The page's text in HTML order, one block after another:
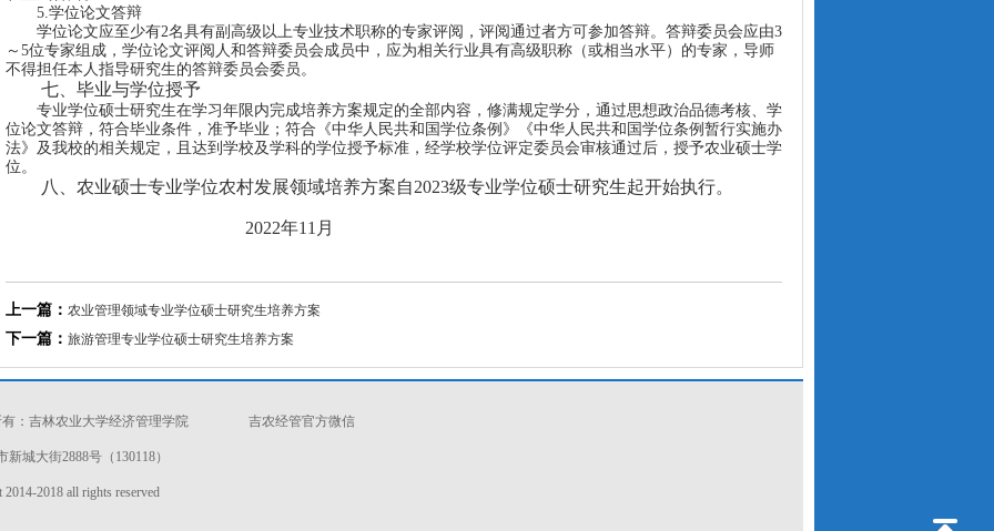
5.学位论文答辩
学位论文应至少有2名具有副高级以上专业技术职称的专家评阅，评阅通过者方可参加答辩。答辩委员会应由3
～ 5位专家组成，学位论文评阅人和答辩委员会成员中，应为相关行业具有高级职称（或相当水平）的专家，导师
不得担任本人指导研究生的答辩委员会委员。
七、毕业与学位授予
专业学位硕士研究生在学习年限内完成培养方案规定的全部内容，修满规定学分，通过思想政治品德考核、 学
位论文答辩，符合毕业条件，准予毕业；符合《中华人民共和国学位条例》《中华人民共和国学位条例暂行实施办
法》及我校的相关规定，且达到学校及学科的学位授予标准，经学校学位评定委员会审核通过后，授予农业硕士学
位。
八、 农业硕士专业学位农村发展领域培养方案自2023级专业学位硕士研究生起开始执行。
2022年11月
上一篇： 农业管理领域专业学位硕士研究生培养方案
下一篇： 旅游管理专业学位硕士研究生培养方案
：吉林农业大学经济管理学院
城大街2888号（130118）
2018 all rights reserved
吉农经管官方微信